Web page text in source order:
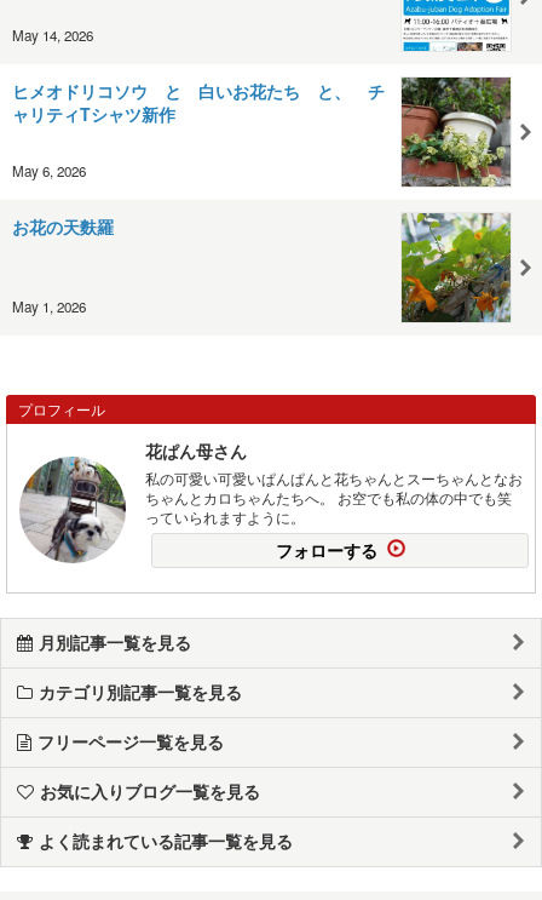
May 14, 2026
ヒメオドリコソウ と 白いお花たち と、 チ
ャリティTシャツ新作
May 6, 2026
お花の天麩羅
May 1, 2026
プロフィール
花ぱん母さん
私の可愛い可愛いぱんぱんと花ちゃんとスーちゃんとなお
ちゃんとカロちゃんたちへ。 お空でも私の体の中でも笑
っていられますように。
フォローする
月別記事一覧を見る
カテゴリ別記事一覧を見る
フリーページ一覧を見る
お気に入りブログ一覧を見る
よく読まれている記事一覧を見る